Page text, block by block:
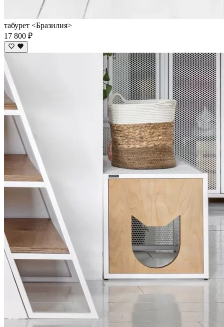
табурет <Бразилия>
17 800 ₽